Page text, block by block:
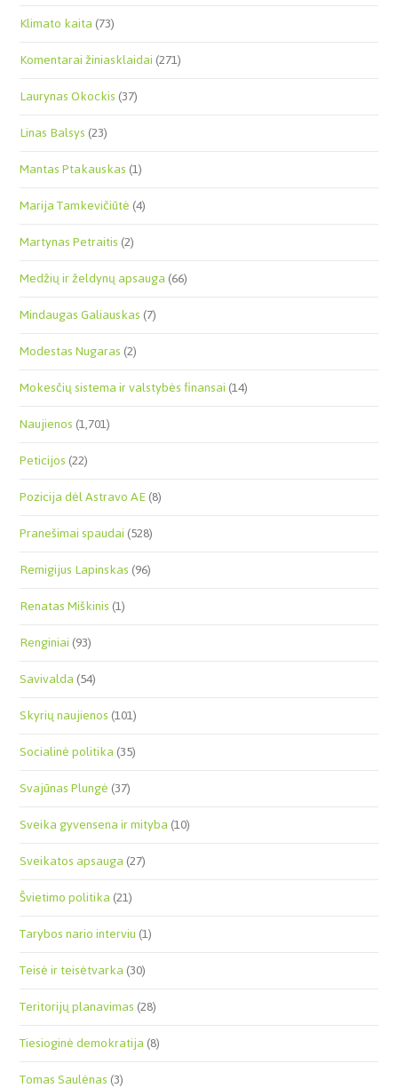
Klimato kaita(73)
Komentarai žiniasklaidai(271)
Laurynas Okockis(37)
Linas Balsys(23)
Mantas Ptakauskas(1)
Marija Tamkevičiūtė(4)
Martynas Petraitis(2)
Medžių ir želdynų apsauga(66)
Mindaugas Galiauskas(7)
Modestas Nugaras(2)
Mokesčių sistema ir valstybės finansai(14)
Naujienos(1,701)
Peticijos(22)
Pozicija dėl Astravo AE(8)
Pranešimai spaudai(528)
Remigijus Lapinskas(96)
Renatas Miškinis(1)
Renginiai(93)
Savivalda(54)
Skyrių naujienos(101)
Socialinė politika(35)
Svajūnas Plungė(37)
Sveika gyvensena ir mityba(10)
Sveikatos apsauga(27)
Švietimo politika(21)
Tarybos nario interviu(1)
Teisė ir teisėtvarka(30)
Teritorijų planavimas(28)
Tiesioginė demokratija(8)
Tomas Saulėnas(3)